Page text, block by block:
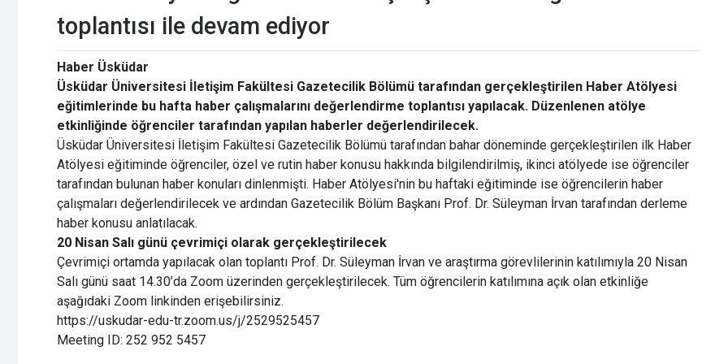
toplantısı ile devam ediyor
Haber Üsküdar
Üsküdar Üniversitesi İletişim Fakültesi Gazetecilik Bölümü tarafından gerçekleştirilen Haber Atölyesi
eğitimlerinde bu hafta haber çalışmalarını değerlendirme toplantısı yapılacak. Düzenlenen atölye
etkinliğinde öğrenciler tarafından yapılan haberler değerlendirilecek.
Üsküdar Üniversitesi İletişim Fakültesi Gazetecilik Bölümü tarafından bahar döneminde gerçekleştirilen ilk Haber
Atölyesi eğitiminde öğrenciler, özel ve rutin haber konusu hakkında bilgilendirilmiş, ikinci atölyede ise öğrenciler
tarafından bulunan haber konuları dinlenmişti. Haber Atölyesi'nin bu haftaki eğitiminde ise öğrencilerin haber
çalışmaları değerlendirilecek ve ardından Gazetecilik Bölüm Başkanı Prof. Dr. Süleyman İrvan tarafından derleme
haber konusu anlatılacak.
20 Nisan Salı günü çevrimiçi olarak gerçekleştirilecek
Çevrimiçi ortamda yapılacak olan toplantı Prof. Dr. Süleyman İrvan ve araştırma görevlilerinin katılımıyla 20 Nisan
Salı günü saat 14.30’da Zoom üzerinden gerçekleştirilecek. Tüm öğrencilerin katılımına açık olan etkinliğe
aşağıdaki Zoom linkinden erişebilirsiniz.
https://uskudar-edu-tr.zoom.us/j/2529525457
Meeting ID: 252 952 5457